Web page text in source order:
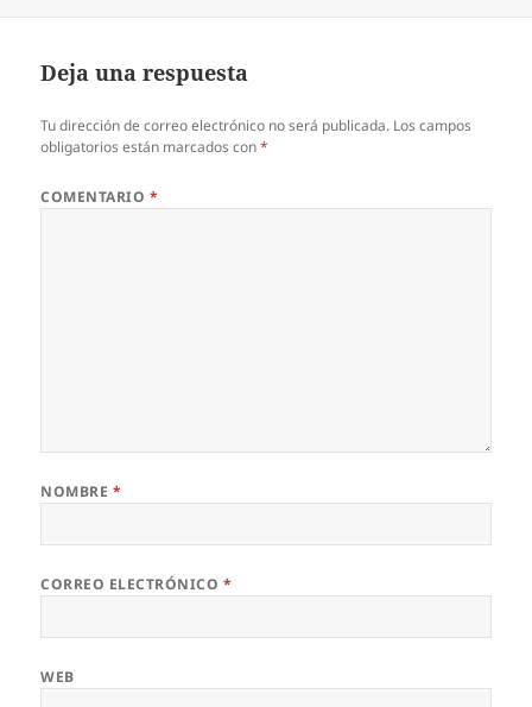
Deja una respuesta
Tu dirección de correo electrónico no será publicada. Los campos
obligatorios están marcados con*
COMENTARIO *
NOMBRE *
CORREO ELECTRÓNICO *
WEB